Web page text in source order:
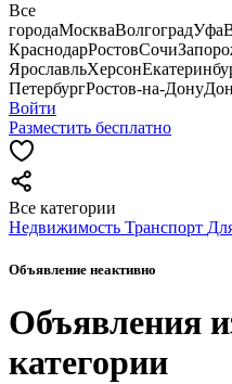
Все
городаМоскваВолгоградУфа
КраснодарРостовСочи
ЯрославльХерсон
ПетербургРостов-на-Дону
Войти
Разместить бесплатно
Все категории
Недвижимость Транспорт
Объявление неактивно
Объявления
категории